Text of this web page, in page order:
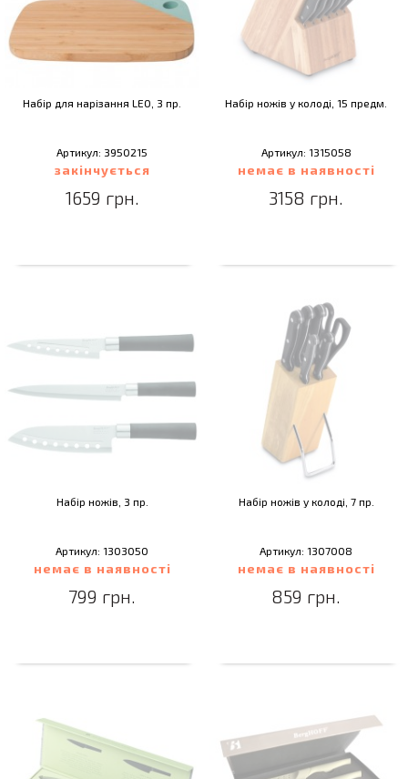
Набір для нарізання LEO, 3 пр.
Артикул: 3950215
закінчується
1659 грн.
Набір ножів у колоді, 15 предм.
Артикул: 1315058
немає в наявності
3158 грн.
Набір ножів, 3 пр.
Артикул: 1303050
немає в наявності
799 грн.
Набір ножів у колоді, 7 пр.
Артикул: 1307008
немає в наявності
859 грн.